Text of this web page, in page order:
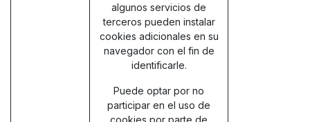
algunos servicios de
terceros pueden instalar
cookies adicionales en su
navegador con el fin de
identificarle.
Puede optar por no
participar en el uso de
cookies por parte de